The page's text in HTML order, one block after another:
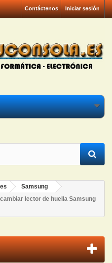
Iniciar sesión
Contáctenos
Samsung
lector de huella Samsung